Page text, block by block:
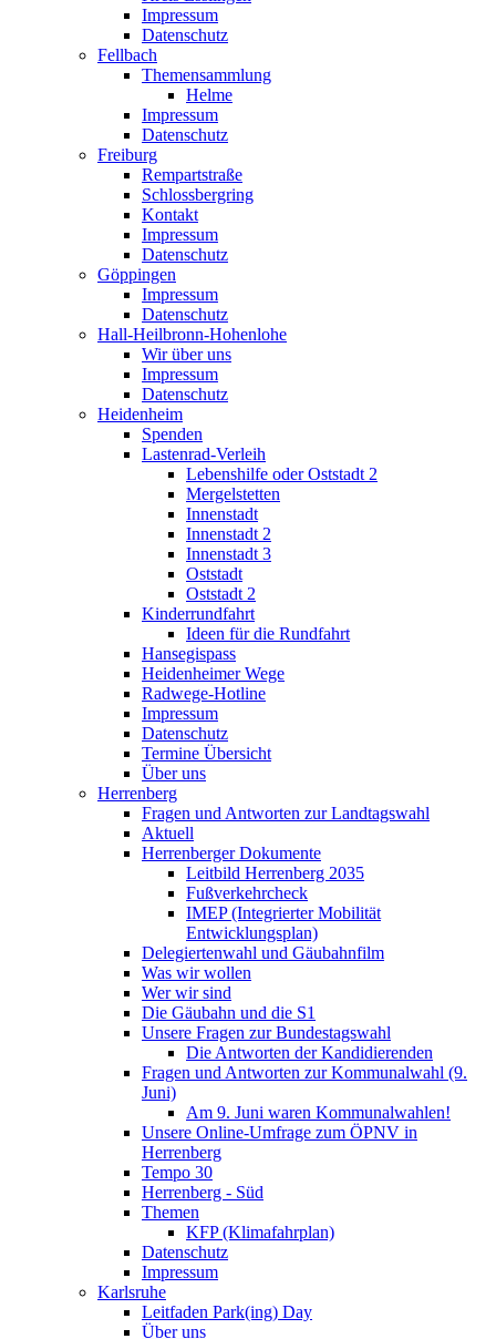
Impressum
Datenschutz
Fellbach
Themensammlung
Helme
Impressum
Datenschutz
Freiburg
Rempartstraße
Schlossbergring
Kontakt
Impressum
Datenschutz
Göppingen
Impressum
Datenschutz
Hall-Heilbronn-Hohenlohe
Wir über uns
Impressum
Datenschutz
Heidenheim
Spenden
Lastenrad-Verleih
Lebenshilfe oder Oststadt 2
Mergelstetten
Innenstadt
Innenstadt 2
Innenstadt 3
Oststadt
Oststadt 2
Kinderrundfahrt
Ideen für die Rundfahrt
Hansegispass
Heidenheimer Wege
Radwege-Hotline
Impressum
Datenschutz
Termine Übersicht
Über uns
Herrenberg
Fragen und Antworten zur Landtagswahl
Aktuell
Herrenberger Dokumente
Leitbild Herrenberg 2035
Fußverkehrcheck
IMEP (Integrierter Mobilität
Entwicklungsplan)
Delegiertenwahl und Gäubahnfilm
Was wir wollen
Wer wir sind
Die Gäubahn und die S1
Unsere Fragen zur Bundestagswahl
Die Antworten der Kandidierenden
Fragen und Antworten zur Kommunalwahl (9.
Juni)
Am 9. Juni waren Kommunalwahlen!
Unsere Online-Umfrage zum ÖPNV in
Herrenberg
Tempo 30
Herrenberg - Süd
Themen
KFP (Klimafahrplan)
Datenschutz
Impressum
Karlsruhe
Leitfaden Park(ing) Day
Über uns